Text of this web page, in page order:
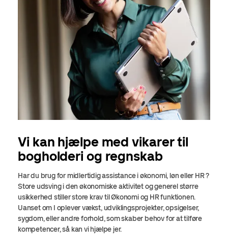
Vi kan hjælpe med vikarer til
bogholderi og regnskab
Har du brug for midlertidig assistance i økonomi, løn eller HR ?
Store udsving i den økonomiske aktivitet og generel større
usikkerhed stiller store krav til Økonomi og HR funktionen.
Uanset om I oplever vækst, udviklingsprojekter, opsigelser,
sygdom, eller andre forhold, som skaber behov for at tilføre
kompetencer, så kan vi hjælpe jer.